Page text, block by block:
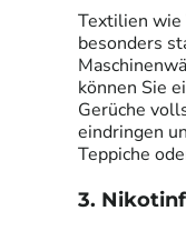
Textilien wie
besonders
können Sie
Gerüche
eindringen
Teppiche
3.